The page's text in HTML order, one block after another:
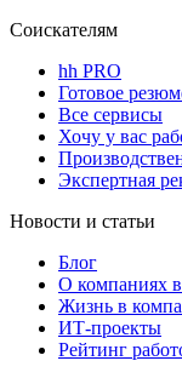
Соискателям
hh PRO
Готовое
Все сервисы
Хочу у вас
Экспертная
Новости и статьи
Блог
О компаниях
Жизнь в
ИТ-проекты
Рейтинг